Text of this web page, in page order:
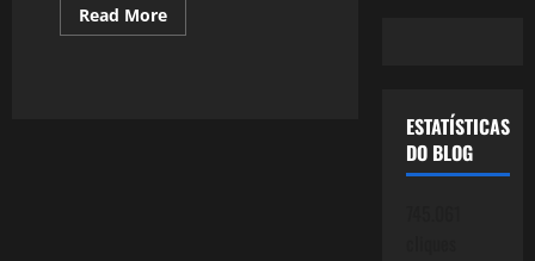
Read MoreRead
more
ESTATÍSTICAS
DO BLOG